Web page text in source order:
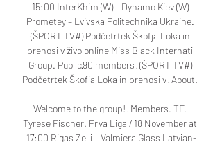
15:00 InterKhim (W) – Dynamo Kiev (W)
Prometey – Lvivska Politechnika Ukraine.
(ŠPORT TV#) Podčetrtek Škofja Loka in
prenosi v živo online Miss Black Internati
Group. Public·90 members · (ŠPORT TV#)
Podčetrtek Škofja Loka in prenosi v · About.
Welcome to the group! · Members. TF.
Tyrese Fischer. Prva Liga / 18 November at
17:00 Rigas Zelli – Valmiera Glass Latvian-